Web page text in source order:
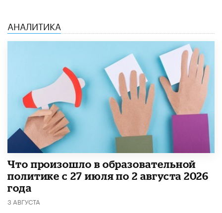
АНАЛИТИКА
​Что произошло в образовательной
политике с 27 июля по 2 августа 2026
года
3 АВГУСТА